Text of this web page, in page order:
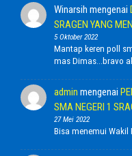
Winarsih mengenai
SRAGEN YANG
5 Oktober 2022
Mantap keren poll
mas Dimas...bravo
admin mengenai
SMA NEGERI 1
27 Mei 2022
Bisa menemui Wakil